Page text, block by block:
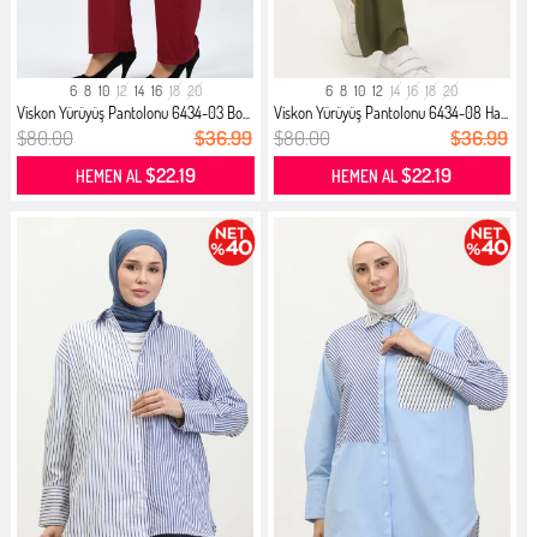
6 8 10 12 14 16 18 20
Viskon Yürüyüş Pantolonu 6434-03 Bo...
$80.00 $36.99
HEMEN AL$22.19
6 8 10 12 14 16 18 20
Viskon Yürüyüş Pantolonu 6434-08 Ha...
$80.00 $36.99
HEMEN AL$22.19